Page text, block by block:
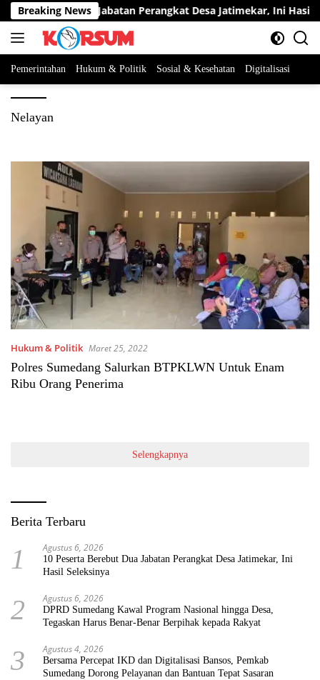
Langsung
ke
konten
Breaking News
Berebut Dua Jabatan Perangkat Desa Jatimekar, Ini Hasil
Pemerintahan Hukum & Politik Sosial & Kesehatan Digitalisasi
Nelayan
Hukum & Politik Maret 25, 2022
Polres Sumedang Salurkan BTPKLWN Untuk Enam
Ribu Orang Penerima
Selengkapnya
Berita Terbaru
1 Agustus 6, 2026
10 Peserta Berebut Dua Jabatan Perangkat Desa Jatimekar, Ini
Hasil Seleksinya
2 Agustus 6, 2026
DPRD Sumedang Kawal Program Nasional hingga Desa,
Tegaskan Harus Benar-Benar Berpihak kepada Rakyat
3 Agustus 4, 2026
Bersama Percepat IKD dan Digitalisasi Bansos, Pemkab
Sumedang Dorong Pelayanan dan Bantuan Tepat Sasaran